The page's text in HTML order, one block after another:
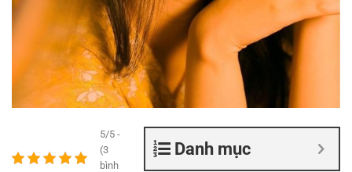
Danh mục
5/5 -
(3
bình